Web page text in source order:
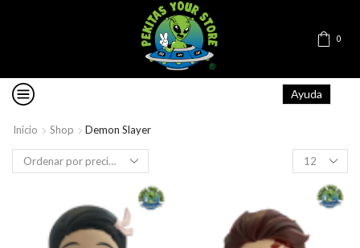
0
Ayuda
Inicio Shop
Demon Slayer
Products
per